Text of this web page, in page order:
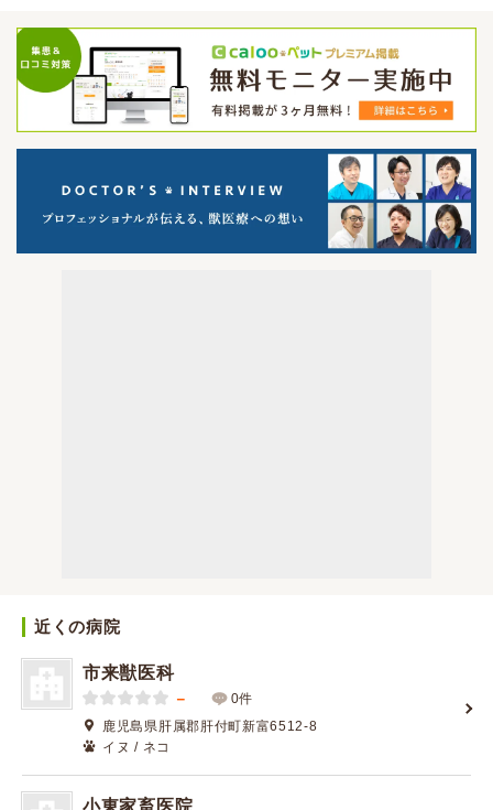
近くの病院
市来獣医科
－
0件
鹿児島県肝属郡肝付町新富6512-8
イヌ / ネコ
小東家畜医院